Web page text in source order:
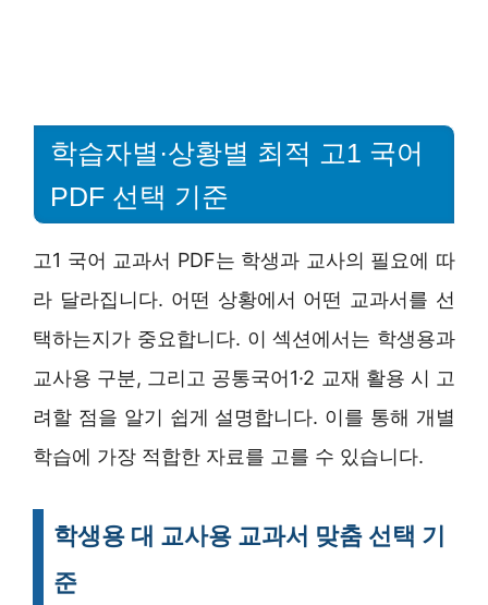
학습자별·상황별 최적 고1 국어
PDF 선택 기준
고1 국어 교과서 PDF는 학생과 교사의 필요에 따
라 달라집니다. 어떤 상황에서 어떤 교과서를 선
택하는지가 중요합니다. 이 섹션에서는 학생용과
교사용 구분, 그리고 공통국어1·2 교재 활용 시 고
려할 점을 알기 쉽게 설명합니다. 이를 통해 개별
학습에 가장 적합한 자료를 고를 수 있습니다.
학생용 대 교사용 교과서 맞춤 선택 기
준